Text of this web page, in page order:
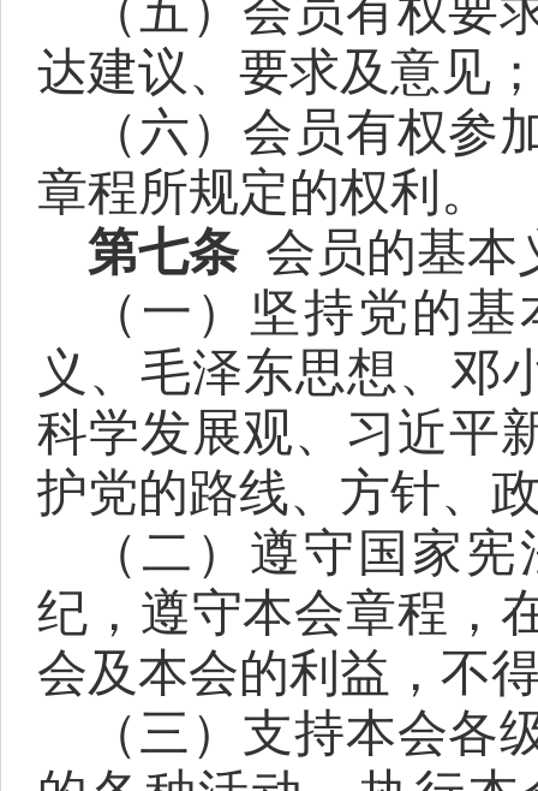
（五）会员有权要
达建议、要求及意见
（六）会员有权参
章程所规定的权利。
第七条 会员的基本
（一） 坚持党的
义、毛泽东思想、邓
科学发展观、习近平
护党的路线、方针、
（二）遵守国家
纪，遵守本会章程，
会及本会的利益，不
（三）支持本会各